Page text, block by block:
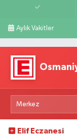
Aylık Vakitler
Elif Eczanesi